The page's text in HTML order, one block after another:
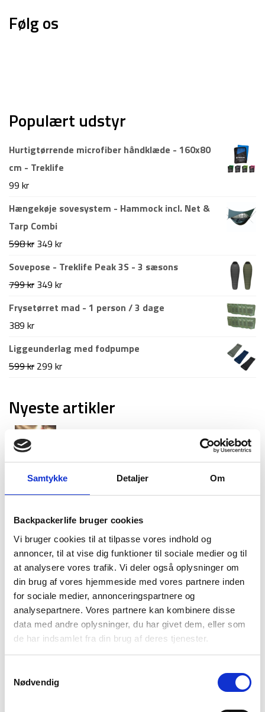
Samtykke Detaljer Om
Backpackerlife bruger cookies
Vi bruger cookies til at tilpasse vores indhold og
annoncer, til at vise dig funktioner til sociale medier og til
at analysere vores trafik. Vi deler også oplysninger om
din brug af vores hjemmeside med vores partnere inden
for sociale medier, annonceringspartnere og
analysepartnere. Vores partnere kan kombinere disse
data med andre oplysninger, du har givet dem, eller som
de har indsamlet fra din brug af deres tjenester.
Nødvendig
Følg os
Populært udstyr
Hurtigtørrende microfiber håndklæde - 160x80
cm - Treklife
99 kr
Hængekøje sovesystem - Hammock incl. Net &
Tarp Combi
598kr Den
oprindelige
pris
598 kr.
349 krDen
aktuelle
349 kr.
Sovepose - Treklife Peak 3S - 3 sæsons
799kr Den
oprindelige
799 kr.
349 krDen
aktuelle
349 kr.
Frysetørret mad - 1 person / 3 dage
389 kr
Liggeunderlag med fodpumpe
599kr Den
pris
299 krDen
Nyeste artikler
Roskilde festival pakkeliste 2026 – Alt du bør
Guide til Grøn Koncert 2026: Alt du skal vide –
inkl. pakkeliste
Backpacking i 2026: 10 destinationer du ikke må
gå glip af
23. december 2025
Via Ferrata – Alt du skal vide om den populære
klatrerute
1. april 2025
Håndbagage regler: Hvad du må og ikke må
medbringe
27. marts 2025
Tilmeld dig vores nyhedsbrev